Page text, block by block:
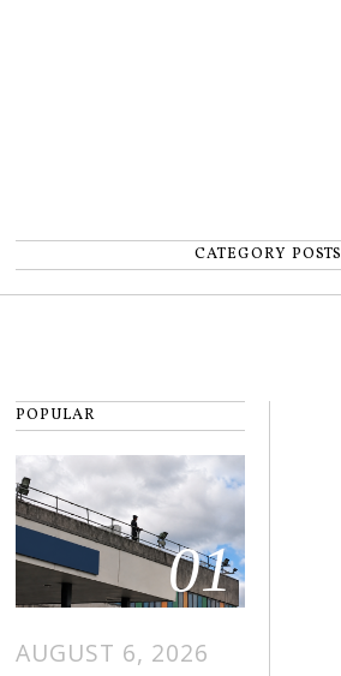
CATEGORY POSTS
POPULAR
01
AUGUST 6, 2026